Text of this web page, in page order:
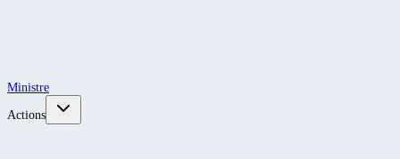
Ministre
Actions